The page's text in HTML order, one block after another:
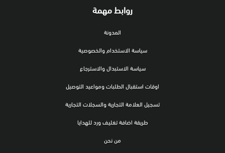
روابط مهمة
المدونة
سياسة الاستخدام والخصوصية
سياسة الاستبدال والاسترجاع
اوقات استقبال الطلبات ومواعيد التوصيل
تسجيل العلامة التجارية والسجلات التجارية
طريقة اضافة تغليف ورد للهدايا
من نحن